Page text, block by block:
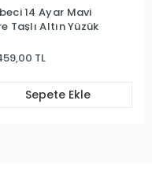
14 Ayar Mavi
Taşlı Altın Yüzük
TL
Sepete Ekle